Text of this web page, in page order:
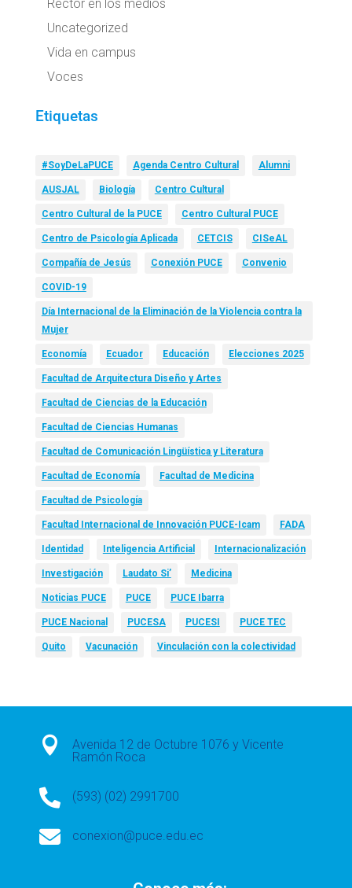
Rector en los medios
Uncategorized
Vida en campus
Voces
Etiquetas
#SoyDeLaPUCE Agenda Centro Cultural Alumni
AUSJAL Biología Centro Cultural
Centro Cultural de la PUCE Centro Cultural PUCE
Centro de Psicología Aplicada CETCIS CISeAL
Compañía de Jesús Conexión PUCE Convenio
COVID-19
Día Internacional de la Eliminación de la Violencia contra la
Mujer
Economía Ecuador Educación Elecciones 2025
Facultad de Arquitectura Diseño y Artes
Facultad de Ciencias de la Educación
Facultad de Ciencias Humanas
Facultad de Comunicación Lingüística y Literatura
Facultad de Economía Facultad de Medicina
Facultad de Psicología
Facultad Internacional de Innovación PUCE-Icam FADA
Identidad Inteligencia Artificial Internacionalización
Investigación Laudato Si’ Medicina
Noticias PUCE PUCE PUCE Ibarra
PUCE Nacional PUCESA PUCESI PUCE TEC
Quito Vacunación Vinculación con la colectividad

Avenida 12 de Octubre 1076 y Vicente
Ramón Roca
 (593) (02) 2991700
 conexion@puce.edu.ec